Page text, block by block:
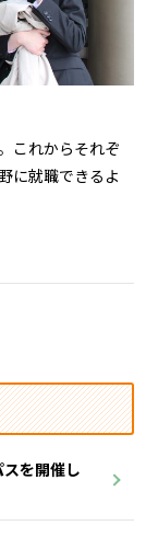
これからそれぞ
に就職できるよ
を開催し